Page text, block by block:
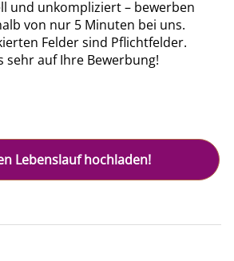
und unkompliziert – bewerben
von nur 5 Minuten bei uns.
Felder sind Pflichtfelder.
sehr auf Ihre Bewerbung!
Lebenslauf hochladen!